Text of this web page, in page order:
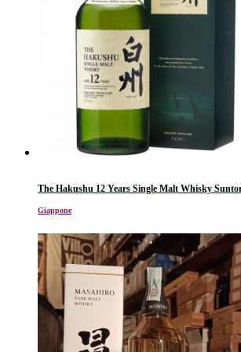
The Hakushu 12 Years Single Malt Whisky
Giappone